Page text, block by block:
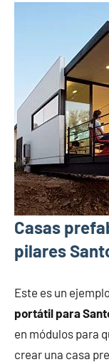
Casas
pilares
Este es un
portátil para
en módulos para
crear una casa